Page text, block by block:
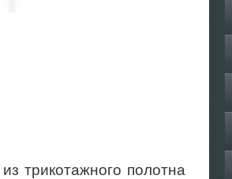
трикотажного полотна